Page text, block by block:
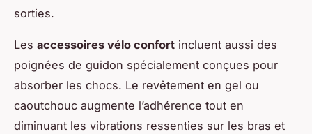
sorties.
Les accessoires vélo confort incluent aussi des
poignées de guidon spécialement conçues pour
absorber les chocs. Le revêtement en gel ou
caoutchouc augmente l’adhérence tout en
diminuant les vibrations ressenties sur les bras et